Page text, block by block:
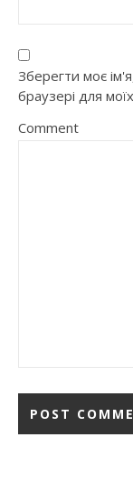
Зберегти моє
браузері для
Comment